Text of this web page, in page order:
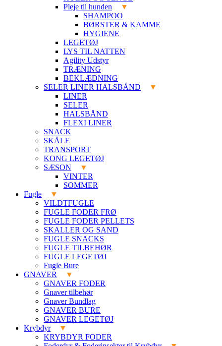
Pleje til hunden
SHAMPOO
BØRSTER & KAMME
HYGIENE
LEGETØJ
LYS TIL NATTEN
Agility Udstyr
TRÆNING
BEKLÆDNING
SELER LINER HALSBÅND
LINER
SELER
HALSBÅND
FLEXI LINER
SNACK
SKÅLE
TRANSPORT
KONG LEGETØJ
SÆSON
VINTER
SOMMER
Fugle
VILDTFUGLE
FUGLE FODER FRØ
FUGLE FODER PELLETS
SKALLER OG SAND
FUGLE SNACKS
FUGLE TILBEHØR
FUGLE LEGETØJ
Fugle Bure
GNAVER
GNAVER FODER
Gnaver tilbehør
Gnaver Bundlag
GNAVER BURE
GNAVER LEGETØJ
Krybdyr
KRYBDYR FODER